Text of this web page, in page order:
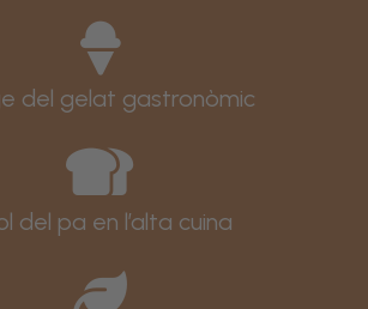
del gelat gastronòmic
del pa en l’alta cuina